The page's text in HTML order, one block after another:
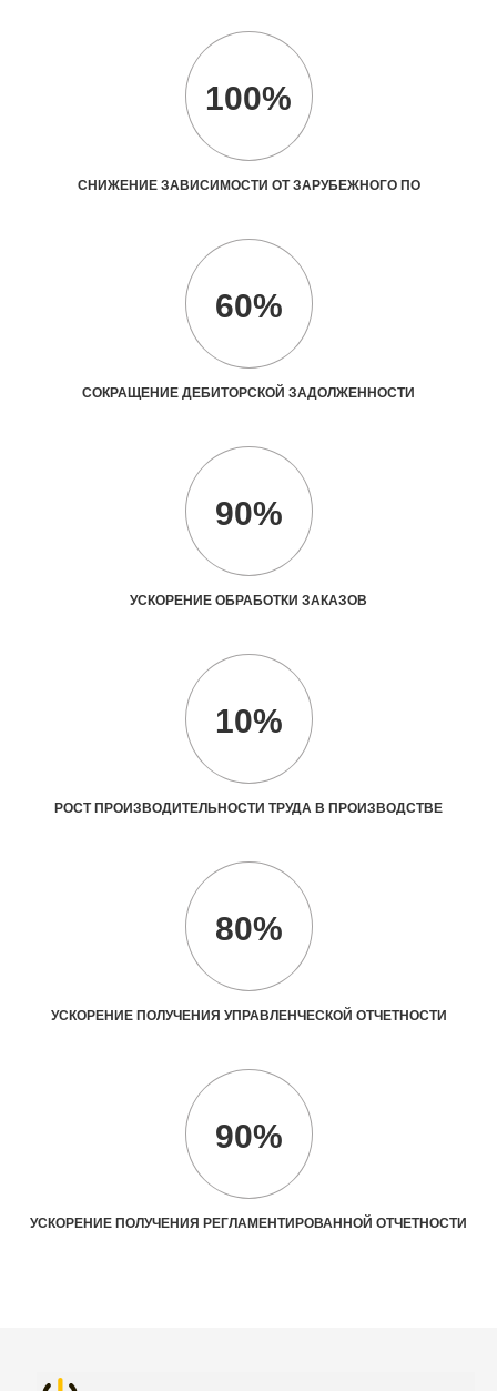
100%
СНИЖЕНИЕ ЗАВИСИМОСТИ ОТ ЗАРУБЕЖНОГО ПО
60%
СОКРАЩЕНИЕ ДЕБИТОРСКОЙ ЗАДОЛЖЕННОСТИ
90%
УСКОРЕНИЕ ОБРАБОТКИ ЗАКАЗОВ
10%
РОСТ ПРОИЗВОДИТЕЛЬНОСТИ ТРУДА В ПРОИЗВОДСТВЕ
80%
УСКОРЕНИЕ ПОЛУЧЕНИЯ УПРАВЛЕНЧЕСКОЙ ОТЧЕТНОСТИ
90%
УСКОРЕНИЕ ПОЛУЧЕНИЯ РЕГЛАМЕНТИРОВАННОЙ ОТЧЕТНОСТИ